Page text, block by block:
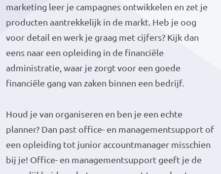
marketing leer je campagnes ontwikkelen en zet je
producten aantrekkelijk in de markt. Heb je oog
voor detail en werk je graag met cijfers? Kijk dan
eens naar een opleiding in de financiële
administratie, waar je zorgt voor een goede
financiële gang van zaken binnen een bedrijf.
Houd je van organiseren en ben je een echte
planner? Dan past office- en managementsupport of
een opleiding tot junior accountmanager misschien
bij je! Office- en managementsupport geeft je de